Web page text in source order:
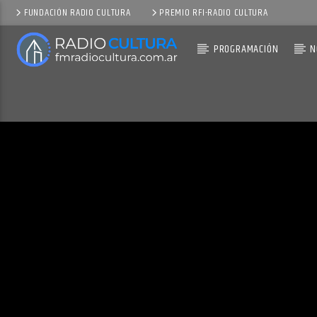
FUNDACIÓN RADIO CULTURA PREMIO RFI-RADIO CULTURA
PROGRAMACIÓN